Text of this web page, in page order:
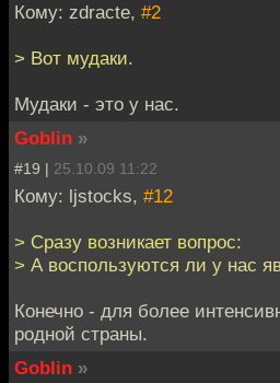
Кому: zdracte, #2
> Вот мудаки.
Мудаки - это у нас.
Goblin »
#19 | 25.10.09 11:22
Кому: ljstocks, #12
> Сразу возникает вопрос:
> А воспользуются ли у нас
Конечно - для более
родной страны.
Goblin »